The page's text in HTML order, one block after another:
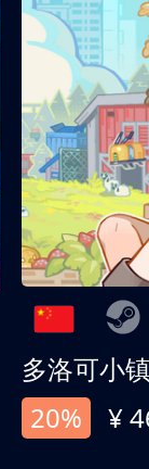
多洛可小
20%
¥